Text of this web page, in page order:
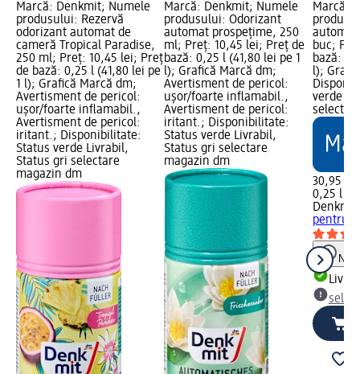
Marcă: Denkmit; Numele
produsului: Rezervă
odorizant automat de
cameră Tropical Paradise,
250 ml; Preț: 10,45 lei; Preț
de bază: 0,25 l (41,80 lei pe
1 l); Grafică Marcă dm;
Avertisment de pericol:
ușor/foarte inflamabil.,
Avertisment de pericol:
iritant.; Disponibilitate:
Status verde Livrabil,
Status gri selectare
magazin dm
Marcă: Denkmit; Numele
produsului: Odorizant
automat prospețime, 250
ml; Preț: 10,45 lei; Preț de
bază: 0,25 l (41,80 lei pe 1
l); Grafică Marcă dm;
Avertisment de pericol:
ușor/foarte inflamabil.,
Avertisment de pericol:
iritant.; Disponibilitate:
Status verde Livrabil,
Status gri selectare
magazin dm
Marcă:
automat
buc;
bază:
l);
verde
30,95 lei
0,25 l
Denkmit
pentru
Notă